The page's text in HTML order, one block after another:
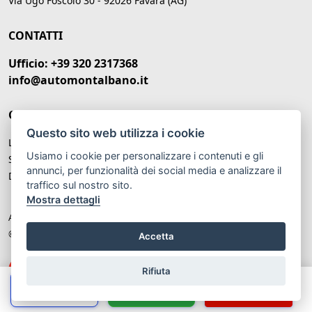
Questo sito web utilizza i cookie
Usiamo i cookie per personalizzare i contenuti e gli
annunci, per funzionalità dei social media e analizzare il
traffico sul nostro sito.
Mostra dettagli
Accetta
Rifiuta
CONTATTI
Ufficio: +39 320 2317368
info@automontalbano.it
ORARI DI APERTURA
Lunedì – Venerdì: 09:00 -20:00
Sabato: 09:00 - 13:00
Domenica: Chiuso
Auto Montalbano P.IVA: IT 02679780847
© Another site by
Gestionale autoLabyCar (2025)